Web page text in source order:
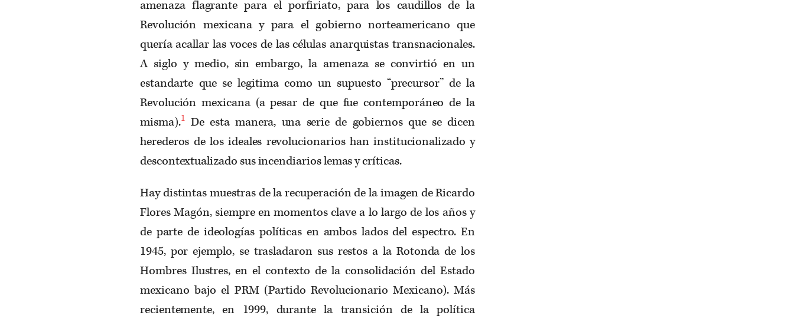
amenaza flagrante para el porfiriato, para los caudillos de la
Revolución mexicana y para el gobierno norteamericano que
quería acallar las voces de las células anarquistas transnacionales.
A siglo y medio, sin embargo, la amenaza se convirtió en un
estandarte que se legitima como un supuesto “precursor” de la
Revolución mexicana (a pesar de que fue contemporáneo de la
misma).1 De esta manera, una serie de gobiernos que se dicen
herederos de los ideales revolucionarios han institucionalizado y
descontextualizado sus incendiarios lemas y críticas.
Hay distintas muestras de la recuperación de la imagen de Ricardo
Flores Magón, siempre en momentos clave a lo largo de los años y
de parte de ideologías políticas en ambos lados del espectro. En
1945, por ejemplo, se trasladaron sus restos a la Rotonda de los
Hombres Ilustres, en el contexto de la consolidación del Estado
mexicano bajo el PRM (Partido Revolucionario Mexicano). Más
recientemente, en 1999, durante la transición de la política